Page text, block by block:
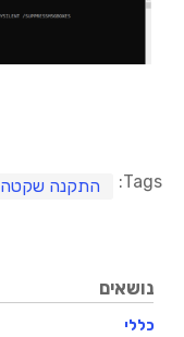
נושאים
כללי
Tags: התקנה שקטה